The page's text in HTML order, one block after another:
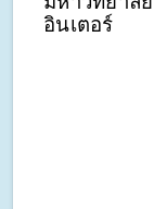
อินเตอร์